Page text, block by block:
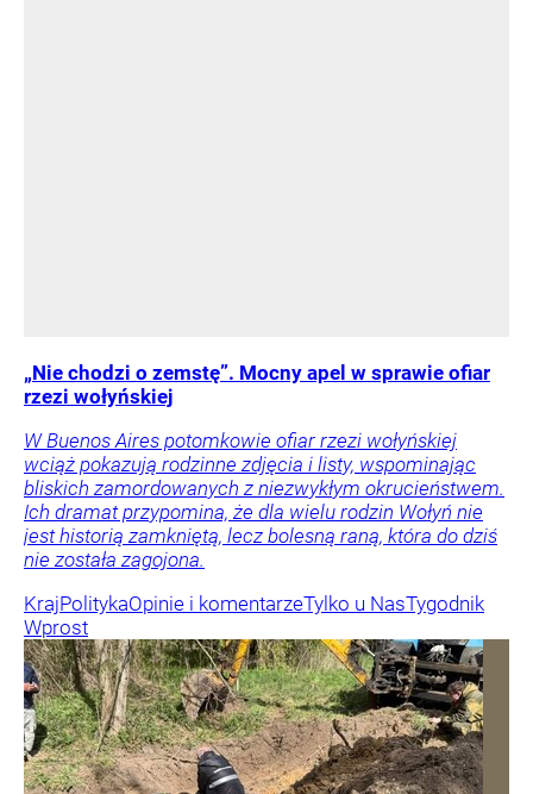
„Nie chodzi o zemstę”. Mocny apel w sprawie ofiar
rzezi wołyńskiej
W Buenos Aires potomkowie ofiar rzezi wołyńskiej
wciąż pokazują rodzinne zdjęcia i listy, wspominając
bliskich zamordowanych z niezwykłym okrucieństwem.
Ich dramat przypomina, że dla wielu rodzin Wołyń nie
jest historią zamkniętą, lecz bolesną raną, która do dziś
nie została zagojona.
KrajPolitykaOpinie i komentarzeTylko u NasTygodnik
Wprost